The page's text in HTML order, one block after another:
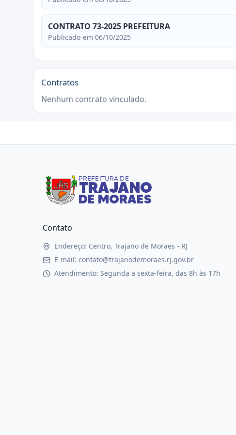
CONTRATO 73-2025 PREFEITURA
Publicado em 06/10/2025
Contratos
Nenhum contrato vinculado.
Contato
Endereço: Centro, Trajano de Moraes - RJ
E-mail: contato@trajanodemoraes.rj.gov.br
Atendimento: Segunda a sexta-feira, das 8h às 17h